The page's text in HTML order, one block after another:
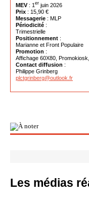
MEV: 1 er juin 2026
Prix : 15,90 €
Messagerie : MLP
Périodicité :
Trimestrielle
Positionnement :
Marianne et Front Populaire
Promotion :
Affichage 60X80,
Contact diffusion :
Philippe Grinberg
plctgrinberg@outlook.fr
Les médias